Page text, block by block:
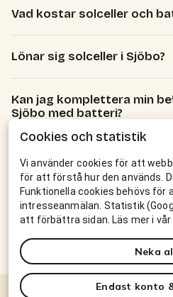
Vad kostar solceller och
Lönar sig solceller i Sjöbo?
Kan jag komplettera min
Sjöbo med batteri?
Vilka tak kan ni installera
Hur går en installation till?
Är ni en lokal installatör i
Vill du ha solceller
Cookies och statistik
Vi använder cookies för att
för att förstå hur den används.
Funktionella cookies behövs för
intresseanmälan. Statistik
att förbättra sidan. Läs mer i vår
Neka
Endast konto